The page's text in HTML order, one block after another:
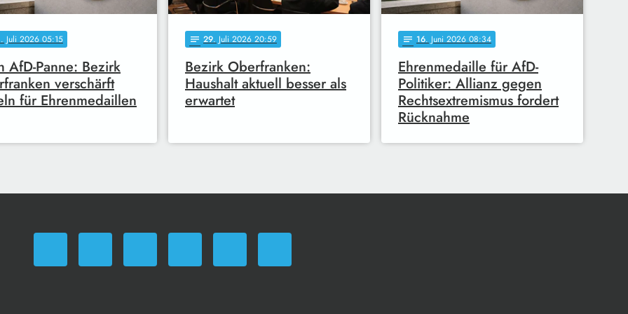
. Juli 2026 05:15
AfD-Panne: Bezirk
verschärft
für Ehrenmedaillen
notes 29. Juli 2026 20:59
Bezirk Oberfranken:
Haushalt aktuell besser als
erwartet
notes 16. Juni 2026 08:34
Ehrenmedaille für AfD-
Politiker: Allianz gegen
Rechtsextremismus fordert
Rücknahme